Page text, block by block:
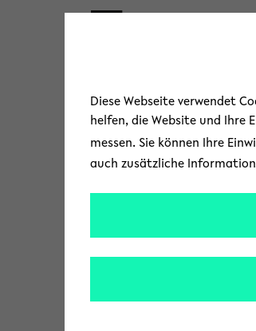
Skip to main content
« Zurück zur Übersicht
Diese Webseite verwendet
helfen, die Website und Ihre
messen. Sie können Ihre
auch zusätzliche